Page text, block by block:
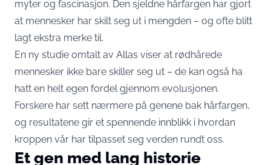
myter og fascinasjon. Den sjeldne hårfargen har gjort
at mennesker har skilt seg ut i mengden – og ofte blitt
lagt ekstra merke til.
En ny studie omtalt av Allas viser at rødhårede
mennesker ikke bare skiller seg ut – de kan også ha
hatt en helt egen fordel gjennom evolusjonen.
Forskere har sett nærmere på genene bak hårfargen,
og resultatene gir et spennende innblikk i hvordan
kroppen vår har tilpasset seg verden rundt oss.
Et gen med lang historie